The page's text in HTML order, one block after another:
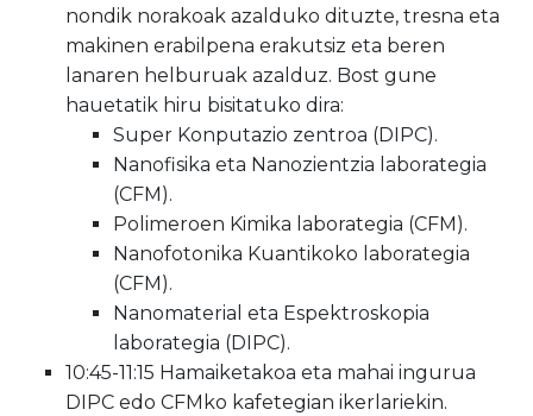
nondik norakoak azalduko dituzte, tresna eta
makinen erabilpena erakutsiz eta beren
lanaren helburuak azalduz. Bost gune
hauetatik hiru bisitatuko dira:
Super Konputazio zentroa (DIPC).
Nanofisika eta Nanozientzia laborategia
(CFM).
Polimeroen Kimika laborategia (CFM).
Nanofotonika Kuantikoko laborategia
(CFM).
Nanomaterial eta Espektroskopia
laborategia (DIPC).
10:45-11:15 Hamaiketakoa eta mahai ingurua
DIPC edo CFMko kafetegian ikerlariekin.